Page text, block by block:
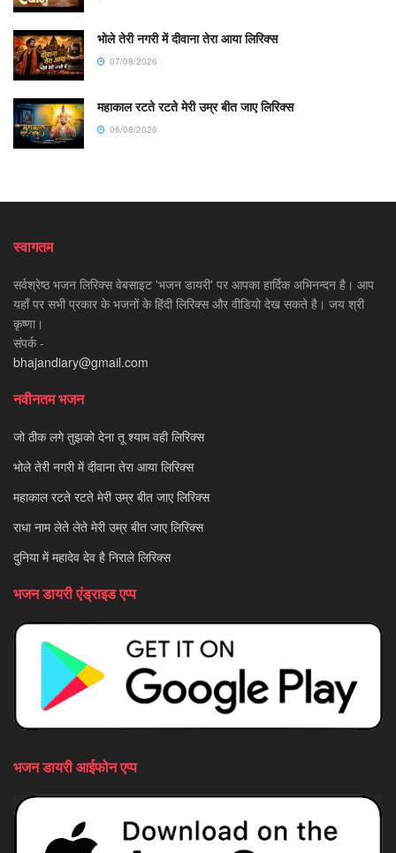
भोले तेरी नगरी में दीवाना तेरा आया लिरिक्स
07/08/2026
महाकाल रटते रटते मेरी उम्र बीत जाए लिरिक्स
06/08/2026
स्वागतम
सर्वश्रेष्ठ भजन लिरिक्स वेबसाइट 'भजन डायरी' पर आपका हार्दिक अभिनन्दन है। आप
यहाँ पर सभी प्रकार के भजनों के हिंदी लिरिक्स और वीडियो देख सकते है। जय श्री
कृष्णा।
संपर्क -
bhajandiary@gmail.com
नवीनतम भजन
जो ठीक लगे तुझको देना तू श्याम वही लिरिक्स
भोले तेरी नगरी में दीवाना तेरा आया लिरिक्स
महाकाल रटते रटते मेरी उम्र बीत जाए लिरिक्स
राधा नाम लेते लेते मेरी उम्र बीत जाए लिरिक्स
दुनिया में महादेव देव है निराले लिरिक्स
भजन डायरी एंड्राइड एप्प
भजन डायरी आईफोन एप्प